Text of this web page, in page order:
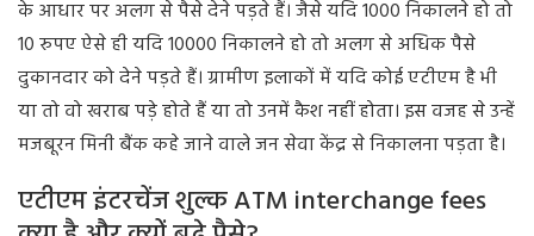
के आधार पर अलग से पैसे देने पड़ते हैं। जैसे यदि 1000 निकालने हो तो
10 रुपए ऐसे ही यदि 10000 निकालने हो तो अलग से अधिक पैसे
दुकानदार को देने पड़ते हैं। ग्रामीण इलाकों में यदि कोई एटीएम है भी
या तो वो खराब पड़े होते हैं या तो उनमें कैश नहीं होता। इस वजह से उन्हें
मजबूरन मिनी बैंक कहे जाने वाले जन सेवा केंद्र से निकालना पड़ता है।
एटीएम इंटरचेंज शुल्क ATM interchange fees